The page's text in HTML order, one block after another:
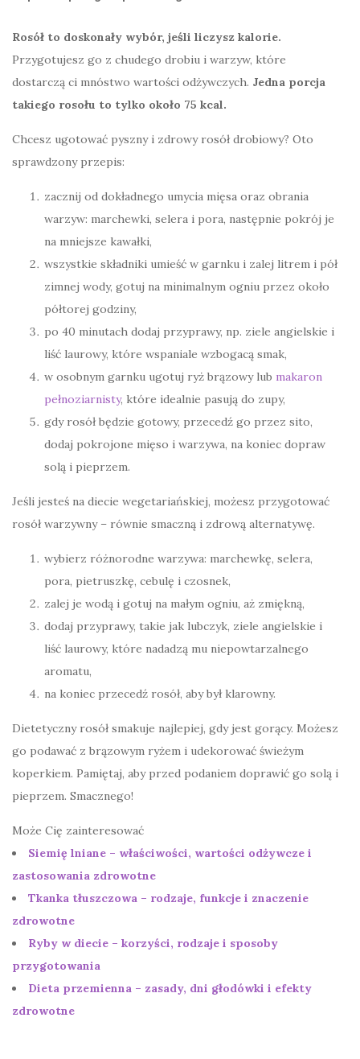
Rosół to doskonały wybór, jeśli liczysz kalorie.
Przygotujesz go z chudego drobiu i warzyw, które
dostarczą ci mnóstwo wartości odżywczych. Jedna porcja
takiego rosołu to tylko około 75 kcal.
Chcesz ugotować pyszny i zdrowy rosół drobiowy? Oto
sprawdzony przepis:
zacznij od dokładnego umycia mięsa oraz obrania
warzyw: marchewki, selera i pora, następnie pokrój je
na mniejsze kawałki,
wszystkie składniki umieść w garnku i zalej litrem i pół
zimnej wody, gotuj na minimalnym ogniu przez około
półtorej godziny,
po 40 minutach dodaj przyprawy, np. ziele angielskie i
liść laurowy, które wspaniale wzbogacą smak,
w osobnym garnku ugotuj ryż brązowy lub makaron
pełnoziarnisty, które idealnie pasują do zupy,
gdy rosół będzie gotowy, przecedź go przez sito,
dodaj pokrojone mięso i warzywa, na koniec dopraw
solą i pieprzem.
Jeśli jesteś na diecie wegetariańskiej, możesz przygotować
rosół warzywny – równie smaczną i zdrową alternatywę.
wybierz różnorodne warzywa: marchewkę, selera,
pora, pietruszkę, cebulę i czosnek,
zalej je wodą i gotuj na małym ogniu, aż zmiękną,
dodaj przyprawy, takie jak lubczyk, ziele angielskie i
liść laurowy, które nadadzą mu niepowtarzalnego
aromatu,
na koniec przecedź rosół, aby był klarowny.
Dietetyczny rosół smakuje najlepiej, gdy jest gorący. Możesz
go podawać z brązowym ryżem i udekorować świeżym
koperkiem. Pamiętaj, aby przed podaniem doprawić go solą i
pieprzem. Smacznego!
Może Cię zainteresować
Siemię lniane – właściwości, wartości odżywcze i
zastosowania zdrowotne
Tkanka tłuszczowa – rodzaje, funkcje i znaczenie
zdrowotne
Ryby w diecie – korzyści, rodzaje i sposoby
przygotowania
Dieta przemienna – zasady, dni głodówki i efekty
zdrowotne